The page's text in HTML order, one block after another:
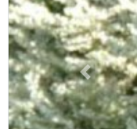
Previous